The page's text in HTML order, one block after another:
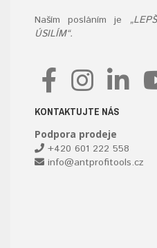
Naším posláním je
ÚSILÍM“.
KONTAKTUJTE NÁS
Podpora prodeje
+420 601 222 558
info@antprofitools.cz